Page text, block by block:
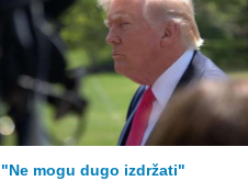
"Ne mogu dugo izdržati"